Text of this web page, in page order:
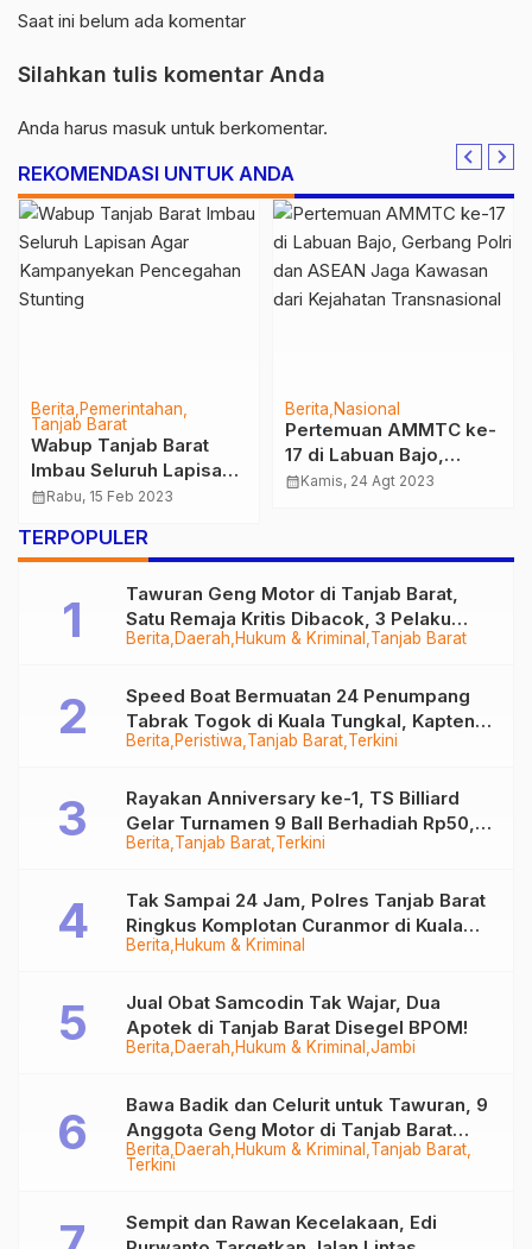
Saat ini belum ada komentar
Silahkan tulis komentar Anda
Anda harus masuk untuk berkomentar.
REKOMENDASI UNTUK ANDA
Berita Pemerintahan
Tanjab Barat
Wabup Tanjab Barat
Imbau Seluruh Lapisan
Agar Kampanyekan
calendar_monthRabu, 15 Feb 2023
Berita Nasional
Pertemuan AMMTC ke-
17 di Labuan Bajo,
Gerbang Polri dan
Transnasional
calendar_monthKamis, 24 Agt 2023
TERPOPULER
Berita Daerah Hukum & Kriminal Tanjab Barat
Tawuran Geng Motor di Tanjab Barat,
Satu Remaja Kritis Dibacok, 3 Pelaku
Ditangkap
Berita Peristiwa Tanjab Barat Terkini
Speed Boat Bermuatan 24 Penumpang
Tabrak Togok di Kuala Tungkal, Kapten
Sempat Hilang
Berita Tanjab Barat Terkini
Rayakan Anniversary ke-1, TS Billiard
Gelar Turnamen 9 Ball Berhadiah Rp50,8
Juta
Berita Hukum & Kriminal
Tak Sampai 24 Jam, Polres Tanjab Barat
Ringkus Komplotan Curanmor di Kuala
Tungkal
Berita Daerah Hukum & Kriminal Jambi
Jual Obat Samcodin Tak Wajar, Dua
Apotek di Tanjab Barat Disegel BPOM!
Berita Daerah Hukum & Kriminal Tanjab Barat
Terkini
Bawa Badik dan Celurit untuk Tawuran, 9
Anggota Geng Motor di Tanjab Barat
Diringkus
Sempit dan Rawan Kecelakaan, Edi